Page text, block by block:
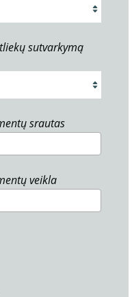
sutvarkymą
srautas
veikla